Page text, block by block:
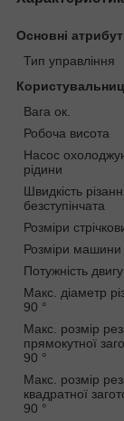
Основні
Тип управління
Вага ок.
Робоча висота
Насос
рідини
Швидкість
безступінчата
Розміри
Розміри
Потужність
Макс. діаметр
90 °
Макс. розмір
прямокутної
90 °
Макс. розмір
квадратної
90 °